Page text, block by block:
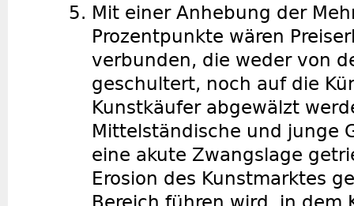
Mit einer Anhebung der
Prozentpunkte wären
verbunden, die weder von
geschultert, noch auf die
Kunstkäufer abgewälzt
Mittelständische und junge
eine akute Zwangslage
Erosion des Kunstmarktes
Bereich führen wird, in dem